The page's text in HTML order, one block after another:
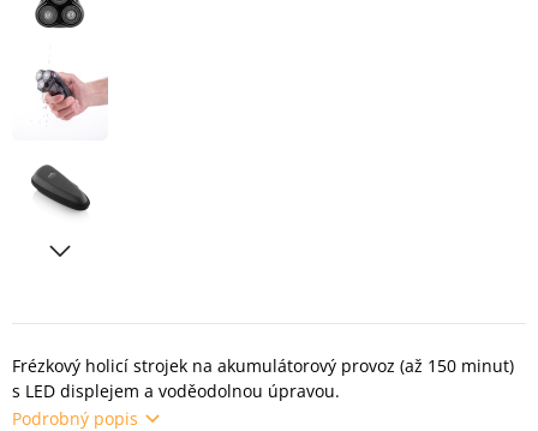
Frézkový holicí strojek na akumulátorový provoz (až 150 minut)
s LED displejem a voděodolnou úpravou.
Podrobný popis